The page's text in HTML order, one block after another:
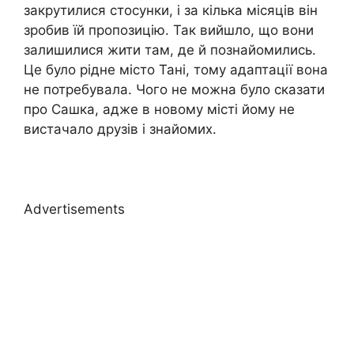
закрутилися стосунки, і за кілька місяців він
зробив їй пропозицію. Так вийшло, що вони
залишилися жити там, де й познайомились.
Це було рідне місто Тані, тому адаптації вона
не потребувала. Чого не можна було сказати
про Сашка, адже в новому місті йому не
вистачало друзів і знайомих.
Advertisements